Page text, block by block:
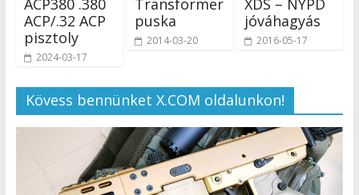
ACP/.32 ACP
pisztoly
2024-03-17
puska
2014-03-20
jóváhagyás
2016-05-17
Kövess bennünket X.COM oldalunkon!